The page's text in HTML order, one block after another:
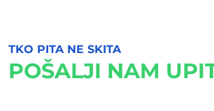
TKO PITA NE SKITA
POŠALJI NAM